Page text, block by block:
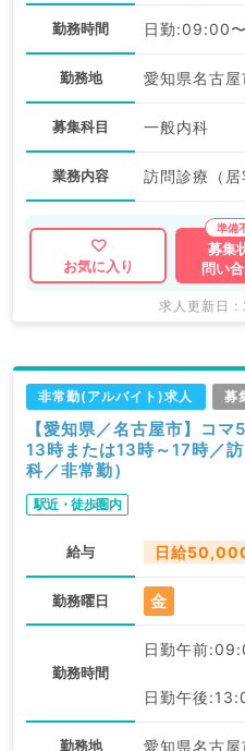
勤務時間 日勤:09:00
勤務地 愛知県名古屋
募集科目 一般内科
業務内容 訪問診療（居
お気に入り
募集
問い
求人更新日
非常勤(アルバイト)求人 募
【愛知県／名古屋市】コ
13時または13時～17時／
科／非常勤）
駅近・徒歩圏内
給与 日給
勤務曜日 金
勤務時間
日勤午前
日勤午後
勤務地 愛知県名古屋